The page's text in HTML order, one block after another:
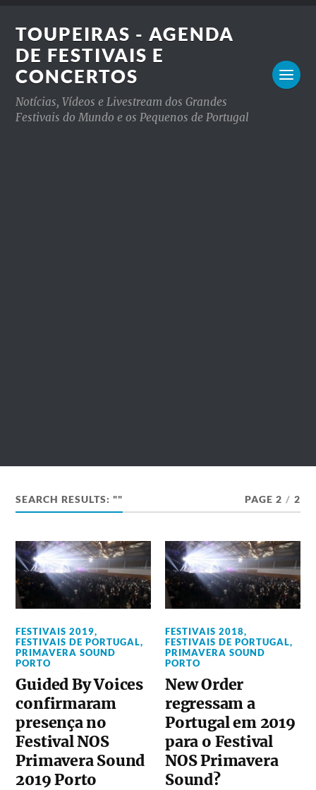
TOUPEIRAS - AGENDA
DE FESTIVAIS E
CONCERTOS
Notícias, Vídeos e Livestream dos Grandes
Festivais do Mundo e os Pequenos de Portugal
SEARCH RESULTS: "" PAGE 2 / 2
FESTIVAIS 2019,
FESTIVAIS DE PORTUGAL,
PRIMAVERA SOUND
PORTO
Guided By Voices
confirmaram
presença no
Festival NOS
Primavera Sound
2019 Porto
FESTIVAIS 2018,
FESTIVAIS DE PORTUGAL,
PRIMAVERA SOUND
PORTO
New Order
regressam a
Portugal em 2019
para o Festival
NOS Primavera
Sound?